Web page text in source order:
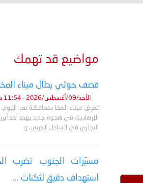
مواضيع قد تهمك
قصف حوثي يطال ميناء
الأحد/09/أغسطس/2026 - 11:54 ص
تعرض ميناء المخا بمحافظة تعز،
الإرهابية، في هجوم جديد يهدد أحد
التجاري في الساحل الغربي. و
مسيّرات الجنوب تضرب
استهداف دقيق لثكنات ...